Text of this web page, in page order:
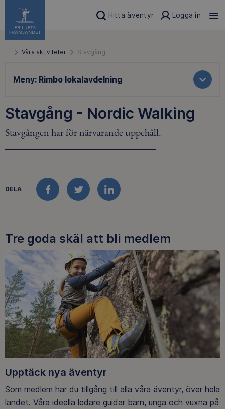
Hitta äventyr Logga in
… Våra aktiviteter Stavgång
Meny: Rimbo lokalavdelning
Stavgång - Nordic Walking
Stavgången har för närvarande uppehåll.
DELA
FACEBOOKTWITTERLINKEDIN
Tre goda skäl att bli medlem
Upptäck nya äventyr
Som medlem har du tillgång till alla våra äventyr, över hela
landet. Våra ideella ledare guidar barn, unga och vuxna på